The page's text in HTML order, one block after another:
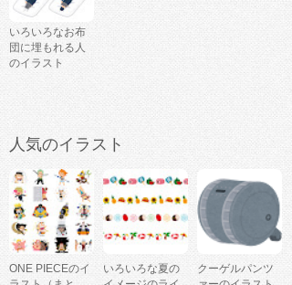
いろいろなお布
団に埋もれる人
のイラスト
人気のイラスト
ONE PIECEのイ
いろいろな夏の
クーゲルパンツ